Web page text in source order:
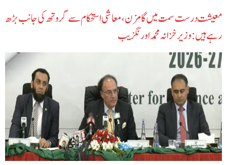
معیشت درست سمت میں گامزن، معاشی استحکام سے گروتھ کی جانب بڑھ
رہے ہیں: وزیر خزانہ محمد اورنگزیب